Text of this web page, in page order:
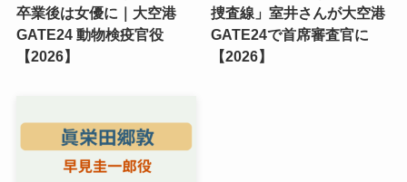
卒業後は女優に｜大空港
GATE24 動物検疫官役
【2026】
捜査線」室井さんが大空港
GATE24で首席審査官に
【2026】